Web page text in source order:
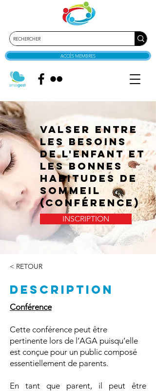
ACCÈS MEMBRES
Valser entre
les besoins
de l'enfant et
les bonnes
habitudes de
sommeil
(conférence)
INSCRIPTION
< RETOUR
DESCRIPTION
Conférence
Cette conférence peut être
pertinente lors de l’AGA puisqu’elle
est conçue pour un public composé
essentiellement de parents.
En tant que parent, il peut être